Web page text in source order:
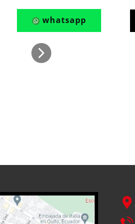
whatsapp